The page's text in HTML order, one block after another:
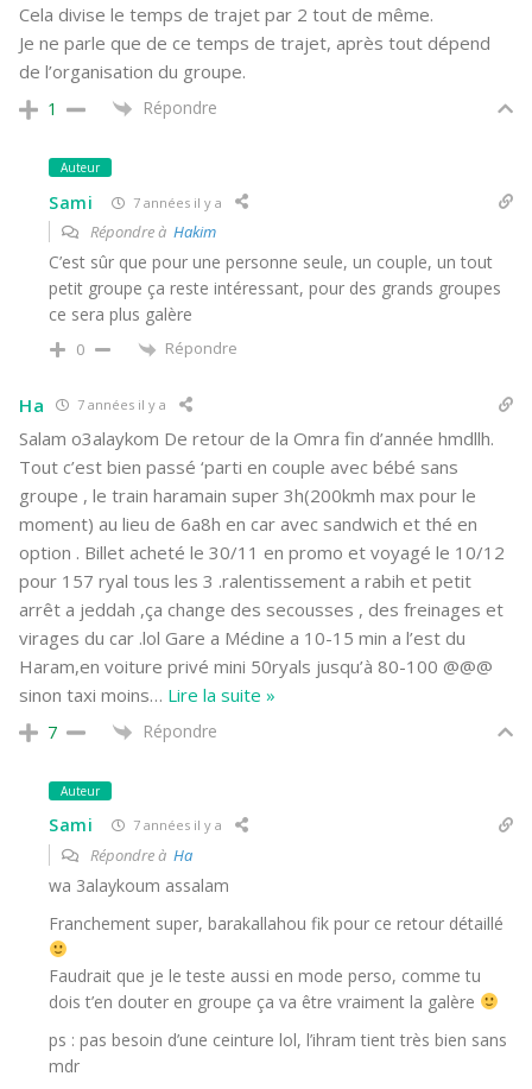
Cela divise le temps de trajet par 2 tout de même.
Je ne parle que de ce temps de trajet, après tout dépend
de l’organisation du groupe.
1 Répondre
Auteur
Sami 7 années il y a
Répondre à Hakim
C’est sûr que pour une personne seule, un couple, un tout
petit groupe ça reste intéressant, pour des grands groupes
ce sera plus galère
0 Répondre
Ha 7 années il y a
Salam o3alaykom De retour de la Omra fin d’année hmdllh.
Tout c’est bien passé ‘parti en couple avec bébé sans
groupe , le train haramain super 3h(200kmh max pour le
moment) au lieu de 6a8h en car avec sandwich et thé en
option . Billet acheté le 30/11 en promo et voyagé le 10/12
pour 157 ryal tous les 3 .ralentissement a rabih et petit
arrêt a jeddah ,ça change des secousses , des freinages et
virages du car .lol Gare a Médine a 10-15 min a l’est du
Haram,en voiture privé mini 50ryals jusqu’à 80-100 @@@
sinon taxi moins… Lire la suite »
7 Répondre
Auteur
Sami 7 années il y a
Répondre à Ha
wa 3alaykoum assalam
Franchement super, barakallahou fik pour ce retour détaillé
Faudrait que je le teste aussi en mode perso, comme tu
dois t’en douter en groupe ça va être vraiment la galère
ps : pas besoin d’une ceinture lol, l’ihram tient très bien sans
mdr